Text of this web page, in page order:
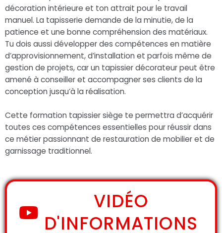
décoration intérieure et ton attrait pour le travail
manuel. La tapisserie demande de la minutie, de la
patience et une bonne compréhension des matériaux.
Tu dois aussi développer des compétences en matière
d’approvisionnement, d’installation et parfois même de
gestion de projets, car un tapissier décorateur peut être
amené à conseiller et accompagner ses clients de la
conception jusqu’à la réalisation.
Cette formation tapissier siège te permettra d’acquérir
toutes ces compétences essentielles pour réussir dans
ce métier passionnant de restauration de mobilier et de
garnissage traditionnel.
VIDÉO
D'INFORMATIONS